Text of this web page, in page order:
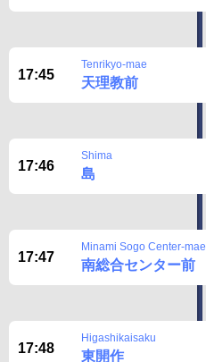
17:45
Tenrikyo-mae
天理教前
17:46
Shima
島
17:47
Minami Sogo Center-mae
南総合センター前
17:48
Higashikaisaku
東開作